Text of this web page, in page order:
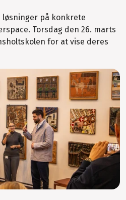
løsninger på konkrete
Torsdag den 26. marts
for at vise deres